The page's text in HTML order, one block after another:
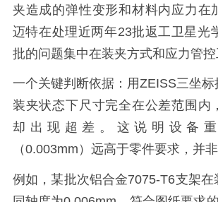
夹造成的弹性变形和材料内应力在
迈特在处理近两年23批返工卫星光
批的问题集中在装夹方式和应力管控
一个关键判断依据：用ZEISS三坐
装夹状态下尺寸完全在公差范围内
却出现超差。这说明设备
（0.003mm）远高于零件要求，并非
例如，某批次铝合金7075-T6支架在